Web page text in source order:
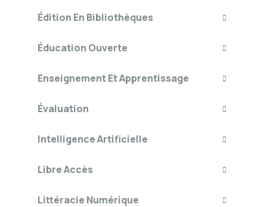
Édition En Bibliothèques
Éducation Ouverte
Enseignement Et Apprentissage
Évaluation
Intelligence Artificielle
Libre Accès
Littéracie Numérique